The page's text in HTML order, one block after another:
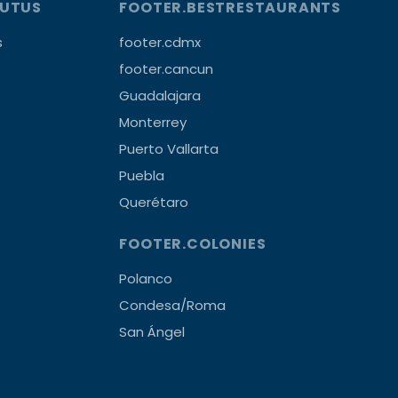
FOOTER.BESTRESTAURANTS
footer.cdmx
footer.cancun
Guadalajara
Monterrey
Puerto Vallarta
Puebla
Querétaro
FOOTER.COLONIES
Polanco
Condesa/Roma
San Ángel